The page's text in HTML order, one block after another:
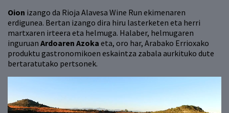
Oion izango da Rioja Alavesa Wine Run ekimenaren
erdigunea. Bertan izango dira hiru lasterketen eta herri
martxaren irteera eta helmuga. Halaber, helmugaren
inguruan Ardoaren Azoka eta, oro har, Arabako Errioxako
produktu gastronomikoen eskaintza zabala aurkituko dute
bertaratutako pertsonek.